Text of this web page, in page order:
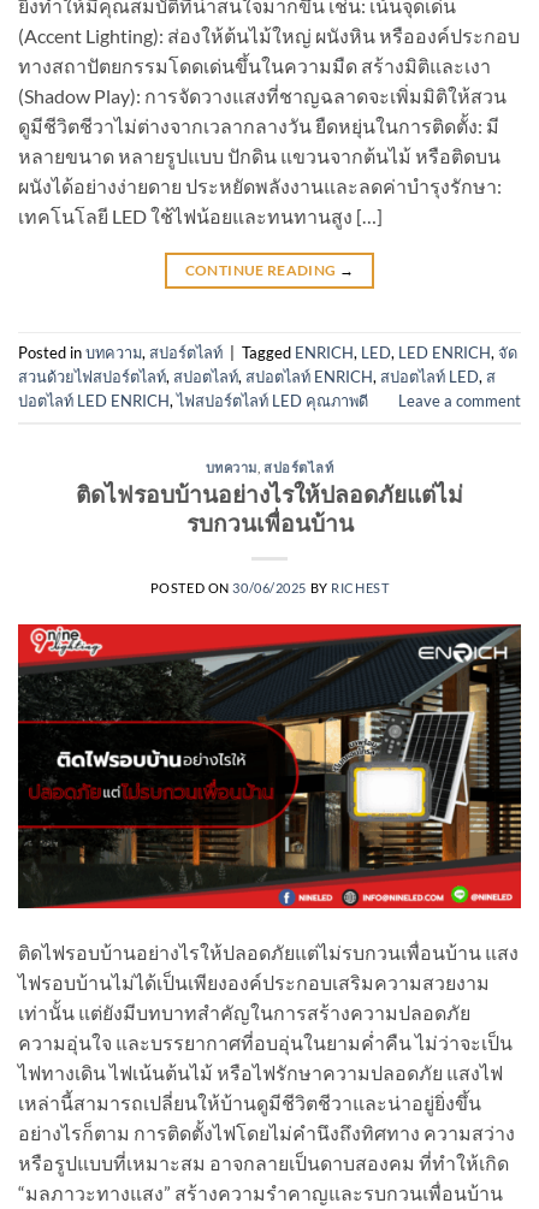
ยิ่งทำให้มีคุณสมบัติที่น่าสนใจมากขึ้น เช่น: เน้นจุดเด่น
(Accent Lighting): ส่องให้ต้นไม้ใหญ่ ผนังหิน หรือองค์ประกอบ
ทางสถาปัตยกรรมโดดเด่นขึ้นในความมืด สร้างมิติและเงา
(Shadow Play): การจัดวางแสงที่ชาญฉลาดจะเพิ่มมิติให้สวน
ดูมีชีวิตชีวาไม่ต่างจากเวลากลางวัน ยืดหยุ่นในการติดตั้ง: มี
หลายขนาด หลายรูปแบบ ปักดิน แขวนจากต้นไม้ หรือติดบน
ผนังได้อย่างง่ายดาย ประหยัดพลังงานและลดค่าบำรุงรักษา:
เทคโนโลยี LED ใช้ไฟน้อยและทนทานสูง […]
CONTINUE READING →
Posted inบทความ, สปอร์ตไลท์ Tagged ENRICH, LED, LED ENRICH, จัด
สวนด้วยไฟสปอร์ตไลท์, สปอตไลท์, สปอตไลท์ ENRICH, สปอตไลท์ LED, ส
ปอตไลท์ LED ENRICH,ไฟสปอร์ตไลท์ LED คุณภาพดี Leave a comment
บทความ สปอร์ตไลท์
ติดไฟรอบบ้านอย่างไรให้ปลอดภัยแต่ไม่
รบกวนเพื่อนบ้าน
POSTED ON30/06/2025 BY RICHEST
ติดไฟรอบบ้านอย่างไรให้ปลอดภัยแต่ไม่รบกวนเพื่อนบ้าน แสง
ไฟรอบบ้านไม่ได้เป็นเพียงองค์ประกอบเสริมความสวยงาม
เท่านั้น แต่ยังมีบทบาทสำคัญในการสร้างความปลอดภัย
ความอุ่นใจ และบรรยากาศที่อบอุ่นในยามค่ำคืน ไม่ว่าจะเป็น
ไฟทางเดิน ไฟเน้นต้นไม้ หรือไฟรักษาความปลอดภัย แสงไฟ
เหล่านี้สามารถเปลี่ยนให้บ้านดูมีชีวิตชีวาและน่าอยู่ยิ่งขึ้น
อย่างไรก็ตาม การติดตั้งไฟโดยไม่คำนึงถึงทิศทาง ความสว่าง
หรือรูปแบบที่เหมาะสม อาจกลายเป็นดาบสองคม ที่ทำให้เกิด
“มลภาวะทางแสง” สร้างความรำคาญและรบกวนเพื่อนบ้าน